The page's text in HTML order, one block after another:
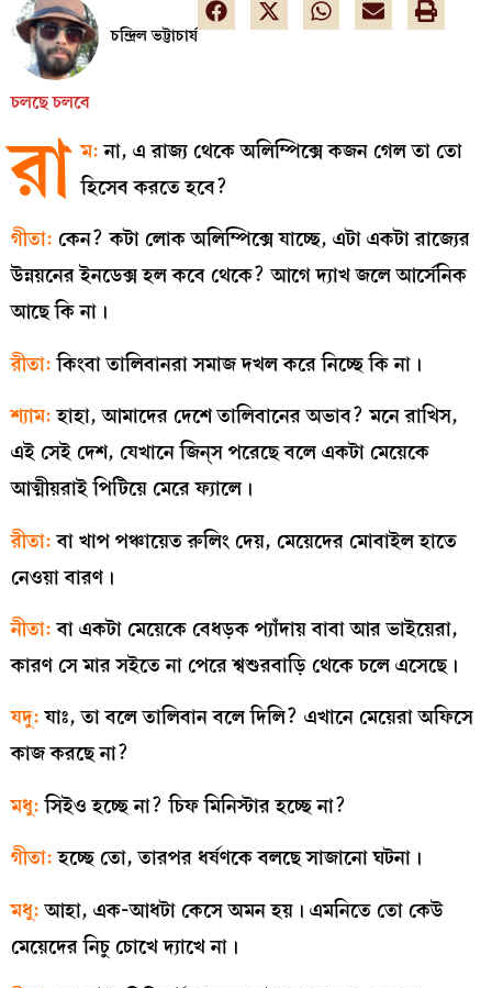
চন্দ্রিল ভট্টাচার্য
চলছে চলবে
রা ম:না, এ রাজ্য থেকে অলিম্পিক্সে কজন গেল তা তো
হিসেব করতে হবে?
গীতা: কেন? কটা লোক অলিম্পিক্সে যাচ্ছে, এটা একটা রাজ্যের
উন্নয়নের ইনডেক্স হল কবে থেকে? আগে দ্যাখ জলে আর্সেনিক
আছে কি না।
রীতা:কিংবা তালিবানরা সমাজ দখল করে নিচ্ছে কি না।
শ্যাম:হাহা, আমাদের দেশে তালিবানের অভাব? মনে রাখিস,
এই সেই দেশ, যেখানে জিন্‌স পরেছে বলে একটা মেয়েকে
আত্মীয়রাই পিটিয়ে মেরে ফ্যালে।
রীতা:বা খাপ পঞ্চায়েত রুলিং দেয়, মেয়েদের মোবাইল হাতে
নেওয়া বারণ।
নীতা:বা একটা মেয়েকে বেধড়ক প্যাঁদায় বাবা আর ভাইয়েরা,
কারণ সে মার সইতে না পেরে শ্বশুরবাড়ি থেকে চলে এসেছে।
যদু:যাঃ, তা বলে তালিবান বলে দিলি? এখানে মেয়েরা অফিসে
কাজ করছে না?
মধু:সিইও হচ্ছে না? চিফ মিনিস্টার হচ্ছে না?
গীতা:হচ্ছে তো, তারপর ধর্ষণকে বলছে সাজানো ঘটনা।
মধু:আহা, এক-আধটা কেসে অমন হয়। এমনিতে তো কেউ
মেয়েদের নিচু চোখে দ্যাখে না।